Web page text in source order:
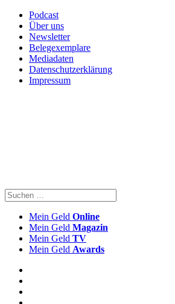
Podcast
Über uns
Newsletter
Belegexemplare
Mediadaten
Datenschutzerklärung
Impressum
Mein Geld Online
Mein Geld Magazin
Mein Geld TV
Mein Geld Awards